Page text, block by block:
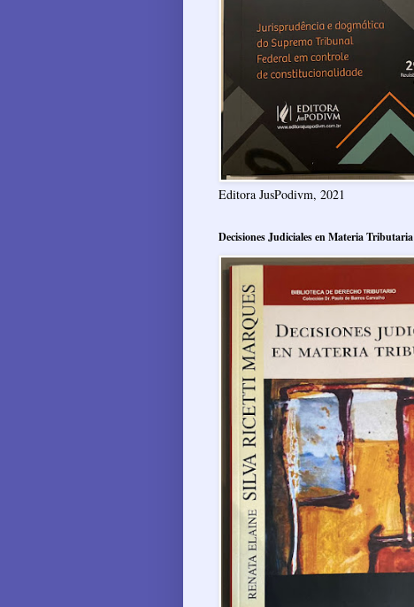
Editora JusPodivm, 2021
Decisiones Judiciales en Materia Tributaria